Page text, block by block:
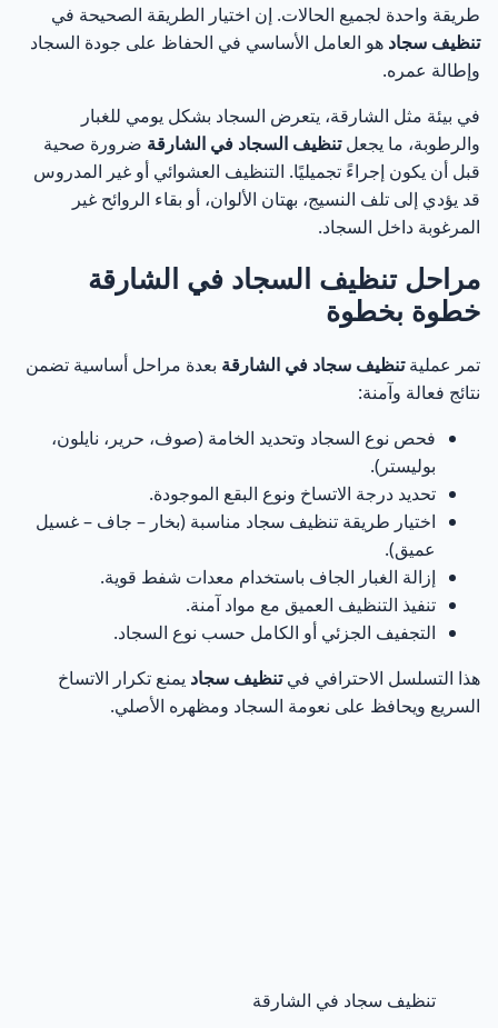
26 غسيل سجاد الشارقة لإزالة البقع العنيدة دون الإضرار
27 خدمة تنظيف سجاد الشارقة للمنازل والشقق بمعايير ثابتة
28 أفضل طرق تنظيف السجاد في الشارقة بأمان
تنظيف السجاد بالبخار ومتى يكون الخيار الأفضل
التنظيف الجاف للسجاد ومتى يُنصح به
31 غسيل السجاد العميق للحالات الصعبة
33 نصائح مهمة للحفاظ على السجاد بين كل عملية تنظيف
أسعار تنظيف سجاد في الشارقة وكيف يتم تحديدها
35 العوامل الأساسية المؤثرة على أسعار تنظيف السجاد
37 أسعار تنظيف سجاد الفلل في الشارقة
طريقة واحدة لجميع الحالات. إن اختيار الطريقة الصحيحة في
تنظيف سجاد هو العامل الأساسي في الحفاظ على جودة السجاد
وإطالة عمره.
في بيئة مثل الشارقة، يتعرض السجاد بشكل يومي للغبار
والرطوبة، ما يجعلتنظيف السجاد في الشارقة ضرورة صحية
قبل أن يكون إجراءً تجميليًا. التنظيف العشوائي أو غير المدروس
قد يؤدي إلى تلف النسيج، بهتان الألوان، أو بقاء الروائح غير
المرغوبة داخل السجاد.
مراحل تنظيف السجاد في الشارقة
خطوة بخطوة
تمر عمليةتنظيف سجاد في الشارقة بعدة مراحل أساسية تضمن
نتائج فعالة وآمنة:
فحص نوع السجاد وتحديد الخامة (صوف، حرير، نايلون،
بوليستر).
تحديد درجة الاتساخ ونوع البقع الموجودة.
اختيار طريقة تنظيف سجاد مناسبة (بخار – جاف – غسيل
عميق).
إزالة الغبار الجاف باستخدام معدات شفط قوية.
تنفيذ التنظيف العميق مع مواد آمنة.
التجفيف الجزئي أو الكامل حسب نوع السجاد.
هذا التسلسل الاحترافي فيتنظيف سجاد يمنع تكرار الاتساخ
السريع ويحافظ على نعومة السجاد ومظهره الأصلي.
تنظيف سجاد في الشارقة